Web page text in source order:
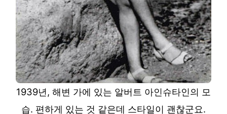
1939년, 해변 가에 있는 알버트 아인슈타인의 모
습. 편하게 있는 것 같은데 스타일이 괜찮군요.